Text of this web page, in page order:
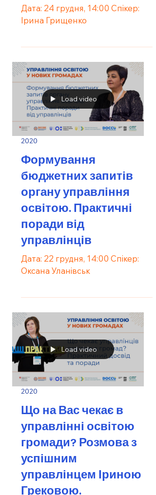
Дата: 24 грудня, 14:00 Спікер:
Ірина Грищенко
Load video
2020
Формування
бюджетних запитів
органу управління
освітою. Практичні
поради від
управлінців
Дата: 22 грудня, 14:00 Спікер:
Оксана Уланівськ
Load video
2020
Що на Вас чекає в
управлінні освітою
громади? Розмова з
успішним
управлінцем Іриною
Грековою.